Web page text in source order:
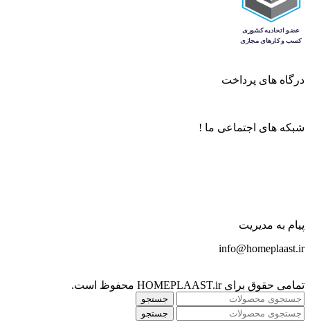
درگاه های پرداخت
شبکه های اجتماعی ما !
پیام به مدیریت
info@homeplaast.ir
تمامی حقوق برای HOMEPLAAST.ir محفوظ است.
جستجو
جستجو